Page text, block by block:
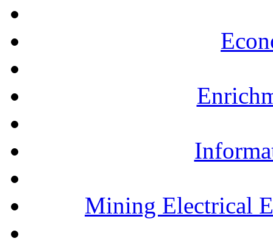
Mining Electrical